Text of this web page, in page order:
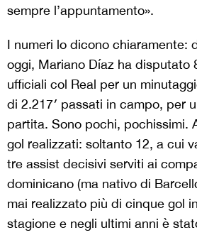
sempre l’appuntamento».
I numeri lo dicono chiaramente:
oggi, Mariano Díaz ha disputato
ufficiali col Real per un
di 2.217′ passati in campo, per
partita. Sono pochi, pochissimi.
gol realizzati: soltanto 12, a cui
tre assist decisivi serviti ai
dominicano (ma nativo di
mai realizzato più di cinque gol
stagione e negli ultimi anni è